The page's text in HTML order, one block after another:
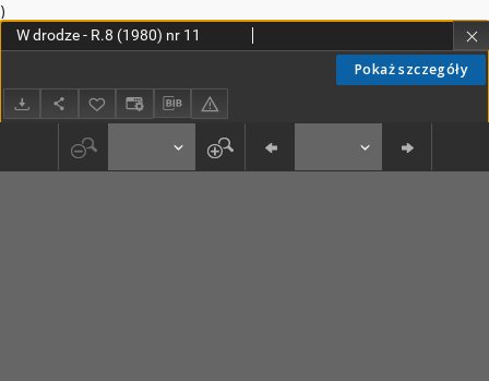
)
Pokaż szczegóły
W drodze - R.8 (1980) nr 11